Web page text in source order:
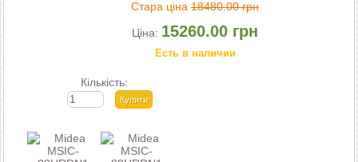
Стара ціна 18480.00 грн
Ціна: 15260.00 грн
Есть в наличии
Кількість: